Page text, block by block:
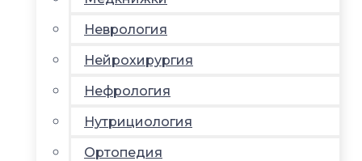
Неврология
Нейрохирургия
Нефрология
Нутрициология
Ортопедия